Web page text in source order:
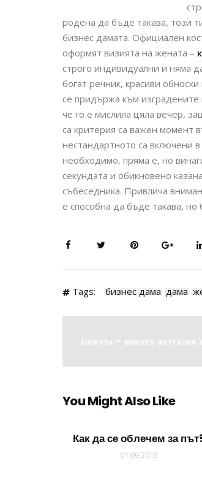
родена да бъде такава, този
бизнес дамата. Официален
оформят визията на жената –
строго индивидуални и няма
богат речник, красиви
се придържа към
че го е мислила цяла вечер,
са критерия са важен момент
нестандартното са включени
необходимо, пряма е, но
секундата и обикновено
събеседника. Привлича
е способна да бъде такава, но
Tags: бизнес дама дама
Бижута – винаги актуален
You Might Also Like
Как да се облечем за
01.09.2015